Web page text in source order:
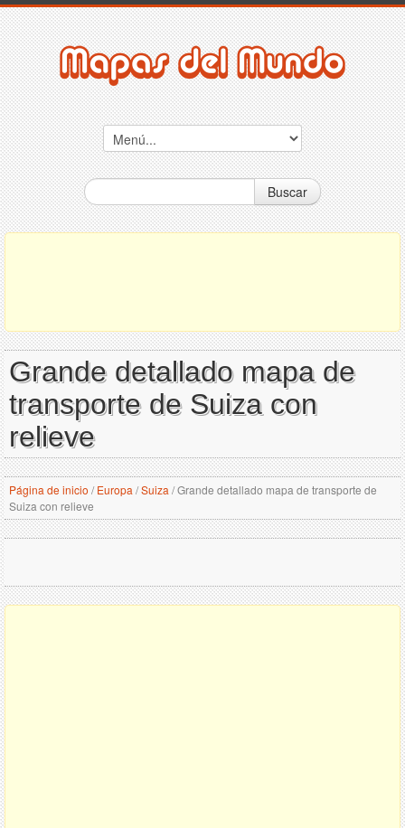
Buscar
Grande detallado mapa de
transporte de Suiza con
relieve
Página de inicio / Europa /Suiza /Grande detallado mapa de transporte de
Suiza con relieve